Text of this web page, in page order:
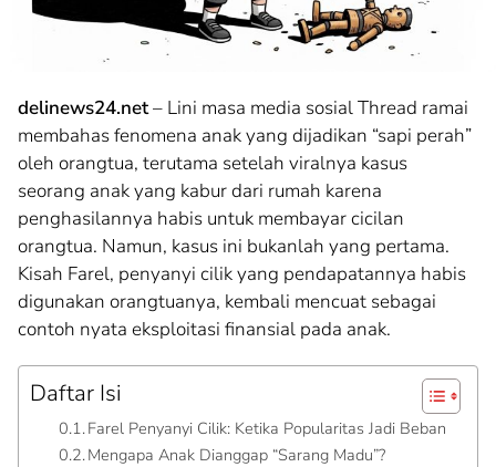
delinews24.net– Lini masa media sosial Thread ramai
membahas fenomena anak yang dijadikan “sapi perah”
oleh orangtua, terutama setelah viralnya kasus
seorang anak yang kabur dari rumah karena
penghasilannya habis untuk membayar cicilan
orangtua. Namun, kasus ini bukanlah yang pertama.
Kisah Farel, penyanyi cilik yang pendapatannya habis
digunakan orangtuanya, kembali mencuat sebagai
contoh nyata eksploitasi finansial pada anak.
Daftar Isi
Farel Penyanyi Cilik: Ketika Popularitas Jadi Beban
Mengapa Anak Dianggap “Sarang Madu”?